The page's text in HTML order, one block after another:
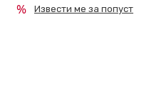
Извести ме за попуст